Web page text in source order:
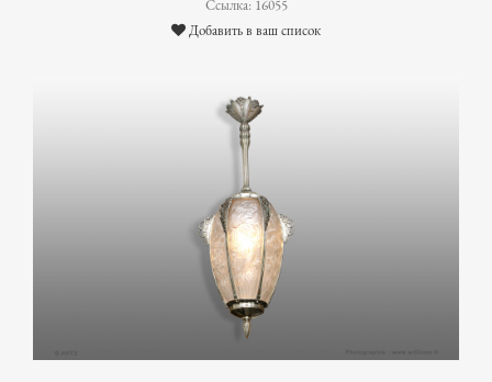
Ссылка: 16055
Добавить в ваш список